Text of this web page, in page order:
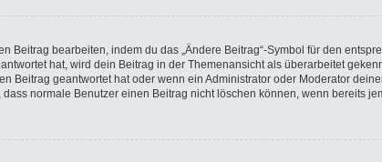
bearbeiten, indem du das „Ändere Beitrag“-Symbol für den
hat, wird dein Beitrag in der Themenansicht als überarbeitet
geantwortet hat oder wenn ein Administrator oder Moderator
normale Benutzer einen Beitrag nicht löschen können, wenn bereits